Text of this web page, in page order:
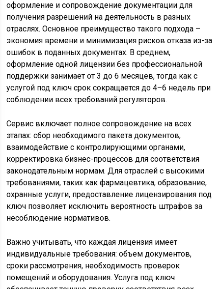
оформление и сопровождение документации для
получения разрешений на деятельность в разных
отраслях. Основное преимущество такого подхода –
экономия времени и минимизация рисков отказа из-за
ошибок в поданных документах. В среднем,
оформление одной лицензии без профессиональной
поддержки занимает от 3 до 6 месяцев, тогда как с
услугой под ключ срок сокращается до 4–6 недель при
соблюдении всех требований регуляторов.
Сервис включает полное сопровождение на всех
этапах: сбор необходимого пакета документов,
взаимодействие с контролирующими органами,
корректировка бизнес-процессов для соответствия
законодательным нормам. Для отраслей с высокими
требованиями, таких как фармацевтика, образование,
охранные услуги, предоставление лицензирования под
ключ позволяет исключить вероятность штрафов за
несоблюдение нормативов.
Важно учитывать, что каждая лицензия имеет
индивидуальные требования: объем документов,
сроки рассмотрения, необходимость проверок
помещений и оборудования. Услуга под ключ